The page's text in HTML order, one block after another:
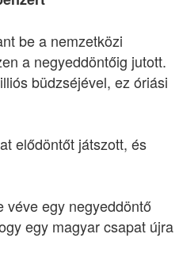
be a nemzetközi
a negyeddöntőig jutott.
büdzséjével, ez óriási
elődöntőt játszott, és
véve egy negyeddöntő
egy magyar csapat újra